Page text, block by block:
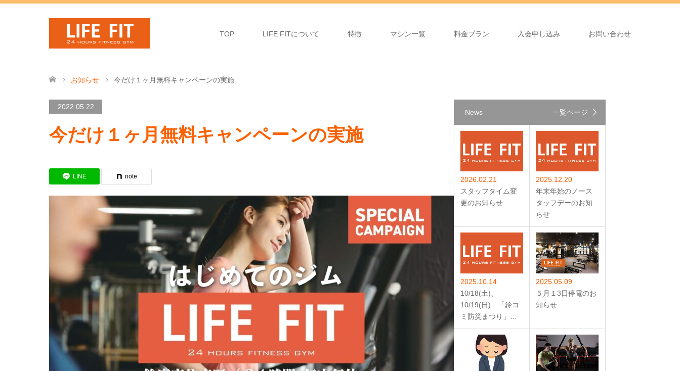
TOP LIFE FITについて 特徴 マシン一覧 料金プラン 入会申し込み お問い合わせ
お知らせ 今だけ１ヶ月無料キャンペーンの実施
2022.05.22
今だけ１ヶ月無料キャンペーンの実施
LINE note
News 一覧ページ
2026.02.21
スタッフタイム変
更のお知らせ
2025.12.20
年末年始のノース
タッフデーのお知
らせ
2025.10.14
10/18(土)、
10/19(日) 「鈴コ
ミ防災まつり」…
2025.05.09
５月１3日停電のお
知らせ